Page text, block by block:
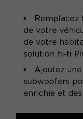
Remplacez
de votre
de votre
solution hi‑fi
Ajoutez
subwoofers
enrichie et